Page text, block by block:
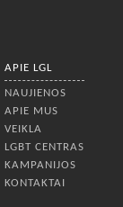
APIE LGL
NAUJIENOS
APIE MUS
VEIKLA
LGBT CENTRAS
KAMPANIJOS
KONTAKTAI